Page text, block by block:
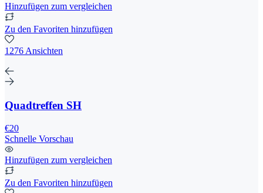
Hinzufügen zum vergleichen
Zu den Favoriten hinzufügen
1276 Ansichten
Quadtreffen SH
€20
Schnelle Vorschau
Hinzufügen zum vergleichen
Zu den Favoriten hinzufügen